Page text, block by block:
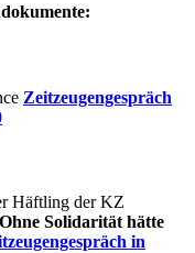
Zeitzeugengespräch
Häftling der KZ
Solidarität hätte
in